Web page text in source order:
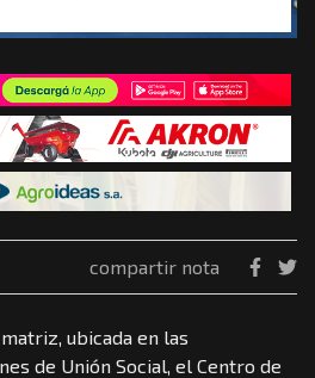
compartir nota
ubicada en las
de Unión Social, el Centro de